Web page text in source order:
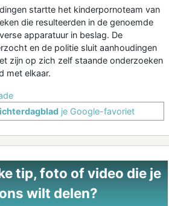
startte het kinderpornoteam van
die resulteerden in de genoemde
apparatuur in beslag. De
en de politie sluit aanhoudingen
zijn op zich zelf staande onderzoeken
met elkaar.
je Google-favoriet
tip, foto of video die je
wilt delen?